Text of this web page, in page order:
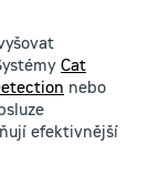
Cat
nebo
efektivnější